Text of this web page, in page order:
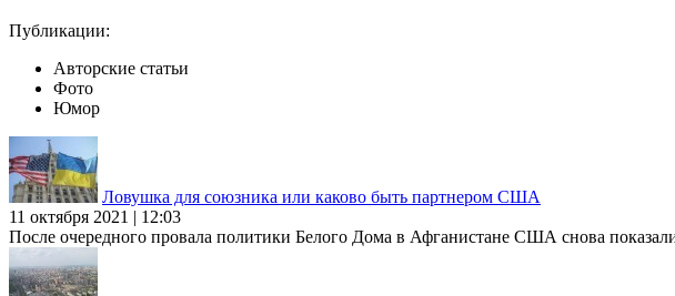
Публикации:
Авторские статьи
Фото
Юмор
Ловушка для союзника или каково быть партнером США
11 октября 2021 | 12:03
После очередного провала политики Белого Дома в Афганистане США снова